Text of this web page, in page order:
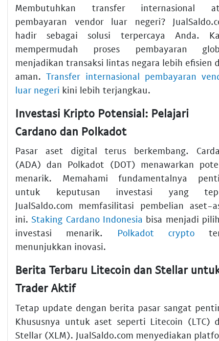
Membutuhkan transfer internasional
pembayaran vendor luar negeri?
hadir sebagai solusi terpercaya Anda.
mempermudah proses pembayaran
menjadikan transaksi lintas negara lebih efisien
aman.Transfer internasional pembayaran
luar negeri kini lebih terjangkau.
Investasi Kripto Potensial: Pelajari
Cardano dan Polkadot
Pasar aset digital terus berkembang.
(ADA) dan Polkadot (DOT) menawarkan
menarik. Memahami fundamentalnya
untuk keputusan investasi yang
JualSaldo.com memfasilitasi pembelian aset-
ini.Staking Cardano Indonesia bisa menjadi
investasi menarik. Polkadot crypto
menunjukkan inovasi.
Berita Terbaru Litecoin dan Stellar
Trader Aktif
Tetap update dengan berita pasar sangat
Khususnya untuk aset seperti Litecoin (LTC)
Stellar (XLM). JualSaldo.com menyediakan